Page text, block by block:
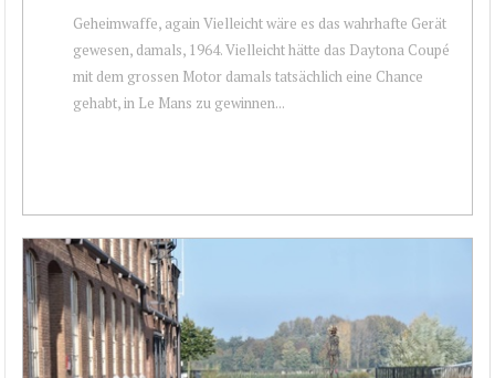
Geheimwaffe, again Vielleicht wäre es das wahrhafte Gerät
gewesen, damals, 1964. Vielleicht hätte das Daytona Coupé
mit dem grossen Motor damals tatsächlich eine Chance
gehabt, in Le Mans zu gewinnen...